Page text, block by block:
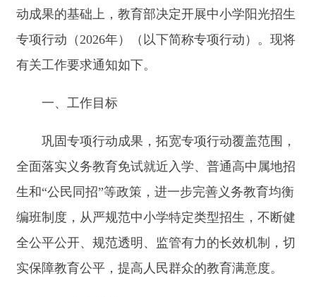
巩固专项行动成果，拓宽专项行动覆盖范围，
全面落实义务教育免试就近入学、普通高中属地招
生和“公民同招”等政策，进一步完善义务教育均衡
全公平公开、规范透明、监管有力的长效机制，切
实保障教育公平，提高人民群众的教育满意度。
二、重点任务
口出生率、城镇化率、人口流动、产业布局、户籍
制度改革等因素，建好学龄人口预测数据库。定期
以县域为单位开展校舍资产、教师配备、装备配置